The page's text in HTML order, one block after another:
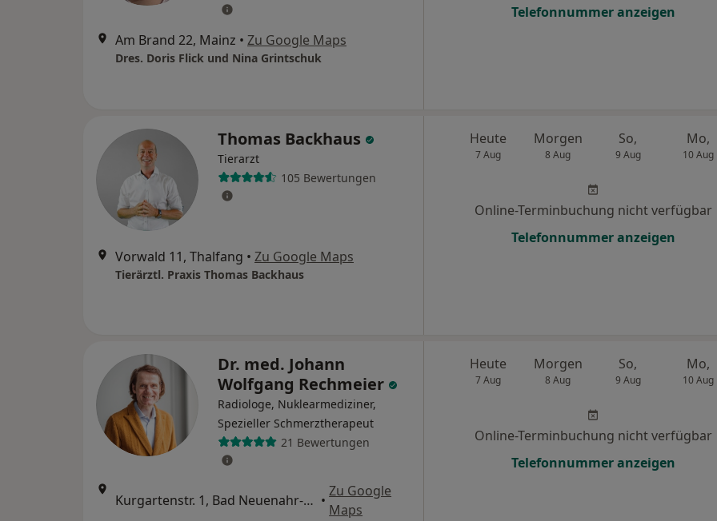
Am Brand 22, Mainz • Zu Google Maps
Dres. Doris Flick und Nina Grintschuk
Telefonnummer anzeigen
Thomas Backhaus
Tierarzt
105 Bewertungen
Vorwald 11, Thalfang • Zu Google Maps
Tierärztl. Praxis Thomas Backhaus
Heute
7 Aug
Morgen
8 Aug
So,
9 Aug
Mo,
10 Aug
Online-Terminbuchung nicht verfügbar
Telefonnummer anzeigen
Dr. med. Johann
Wolfgang Rechmeier
Radiologe, Nuklearmediziner,
Spezieller Schmerztherapeut
21 Bewertungen
Kurgartenstr. 1, Bad Neuenahr-Ahrweiler •
Zu Google
Maps
Heute
7 Aug
Morgen
8 Aug
So,
9 Aug
Mo,
10 Aug
Online-Terminbuchung nicht verfügbar
Telefonnummer anzeigen